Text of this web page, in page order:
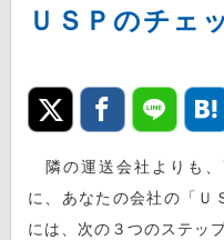
ＵＳＰのチェ
隣の運送会社よりも、
に、あなたの会社の「Ｕ
には、次の３つのステッ